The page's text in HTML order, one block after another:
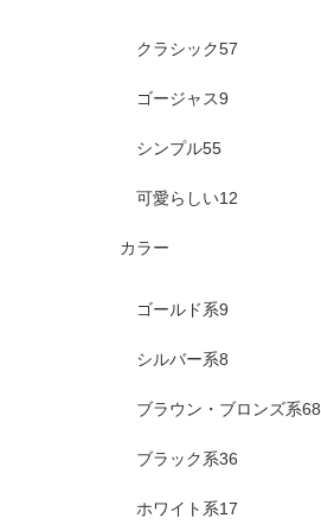
クラシック57
ゴージャス9
シンプル55
可愛らしい12
カラー
ゴールド系9
シルバー系8
ブラウン・ブロンズ系68
ブラック系36
ホワイト系17